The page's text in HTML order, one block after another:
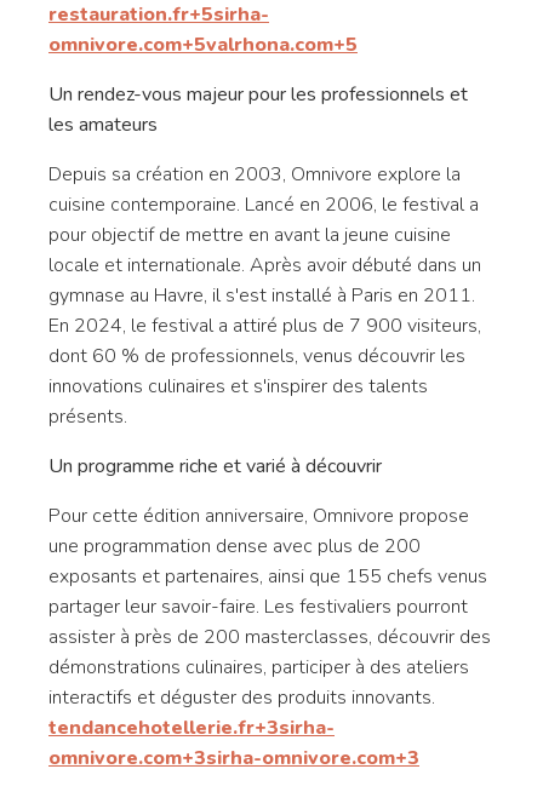
restauration.fr+5sirha-
omnivore.com+5valrhona.com+5
Un rendez-vous majeur pour les professionnels et
les amateurs
Depuis sa création en 2003, Omnivore explore la
cuisine contemporaine. Lancé en 2006, le festival a
pour objectif de mettre en avant la jeune cuisine
locale et internationale. Après avoir débuté dans un
gymnase au Havre, il s'est installé à Paris en 2011.
En 2024, le festival a attiré plus de 7 900 visiteurs,
dont 60 % de professionnels, venus découvrir les
innovations culinaires et s'inspirer des talents
présents.
Un programme riche et varié à découvrir
Pour cette édition anniversaire, Omnivore propose
une programmation dense avec plus de 200
exposants et partenaires, ainsi que 155 chefs venus
partager leur savoir-faire. Les festivaliers pourront
assister à près de 200 masterclasses, découvrir des
démonstrations culinaires, participer à des ateliers
interactifs et déguster des produits innovants.
tendancehotellerie.fr+3sirha-
omnivore.com+3sirha-omnivore.com+3